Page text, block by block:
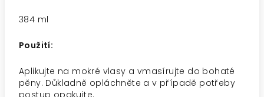
384 ml
Použití:
Aplikujte na mokré vlasy a vmasírujte do bohaté
pěny. Důkladně opláchněte a v případě potřeby
postup opakujte.